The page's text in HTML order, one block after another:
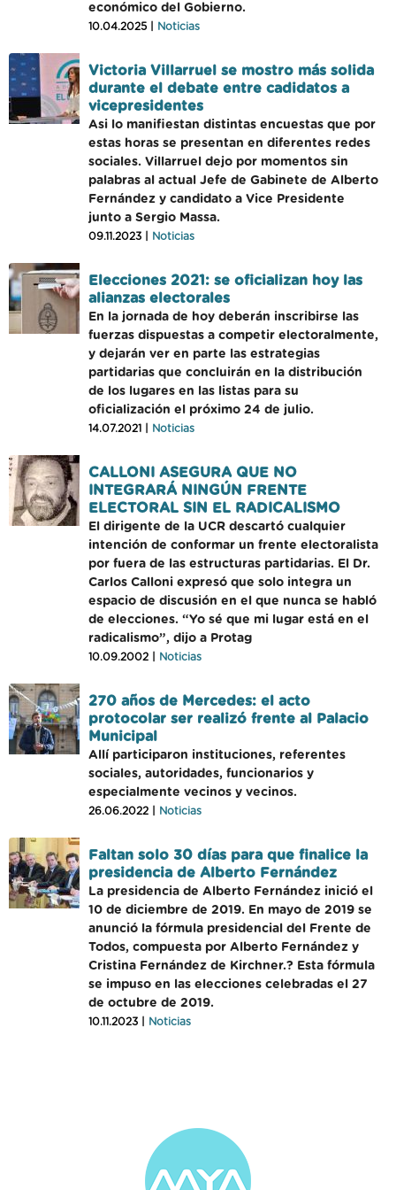
económico del Gobierno.
10.04.2025 | Noticias
Victoria Villarruel se mostro más solida
durante el debate entre cadidatos a
vicepresidentes
Asi lo manifiestan distintas encuestas que por
estas horas se presentan en diferentes redes
sociales. Villarruel dejo por momentos sin
palabras al actual Jefe de Gabinete de Alberto
Fernández y candidato a Vice Presidente
junto a Sergio Massa.
09.11.2023 | Noticias
Elecciones 2021: se oficializan hoy las
alianzas electorales
En la jornada de hoy deberán inscribirse las
fuerzas dispuestas a competir electoralmente,
y dejarán ver en parte las estrategias
partidarias que concluirán en la distribución
de los lugares en las listas para su
oficialización el próximo 24 de julio.
14.07.2021 | Noticias
CALLONI ASEGURA QUE NO
INTEGRARÁ NINGÚN FRENTE
ELECTORAL SIN EL RADICALISMO
El dirigente de la UCR descartó cualquier
intención de conformar un frente electoralista
por fuera de las estructuras partidarias. El Dr.
Carlos Calloni expresó que solo integra un
espacio de discusión en el que nunca se habló
de elecciones. “Yo sé que mi lugar está en el
radicalismo”, dijo a Protag
10.09.2002 | Noticias
270 años de Mercedes: el acto
protocolar ser realizó frente al Palacio
Municipal
Allí participaron instituciones, referentes
sociales, autoridades, funcionarios y
especialmente vecinos y vecinos.
26.06.2022 | Noticias
Faltan solo 30 días para que finalice la
presidencia de Alberto Fernández
La presidencia de Alberto Fernández inició el
10 de diciembre de 2019. En mayo de 2019 se
anunció la fórmula presidencial del Frente de
Todos, compuesta por Alberto Fernández y
Cristina Fernández de Kirchner.? Esta fórmula
se impuso en las elecciones celebradas el 27
de octubre de 2019.
10.11.2023 | Noticias